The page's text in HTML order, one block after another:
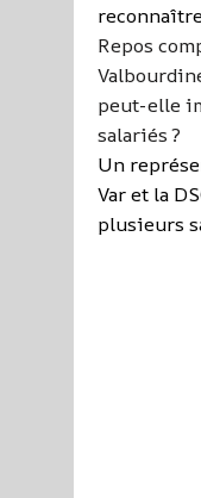
Repos
peut-elle
salariés ?
Un
Var et la
plusieurs